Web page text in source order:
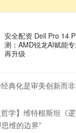
安全配资 Dell Pro 14
测：AMD锐龙AI赋能
再升级
典化是审美创新而
学】维特根斯坦《
维的边界”